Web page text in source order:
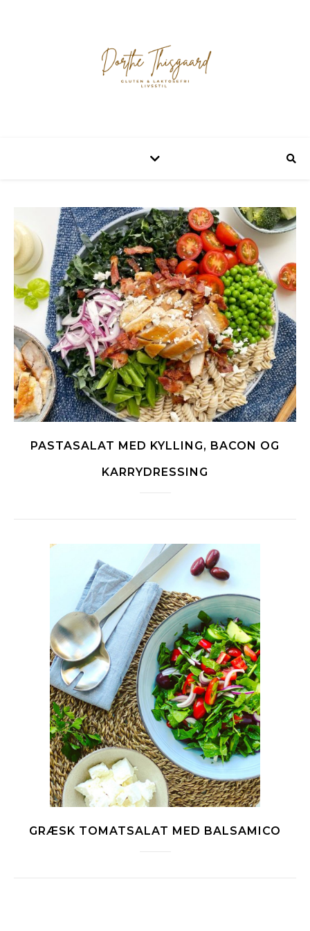
PASTASALAT MED KYLLING, BACON OG
KARRYDRESSING
GRÆSK TOMATSALAT MED BALSAMICO